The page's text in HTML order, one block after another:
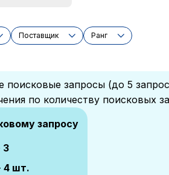
Поставщик Ранг
поисковые запросы (до 5
по количеству поисковых
запросу
3
4 шт.